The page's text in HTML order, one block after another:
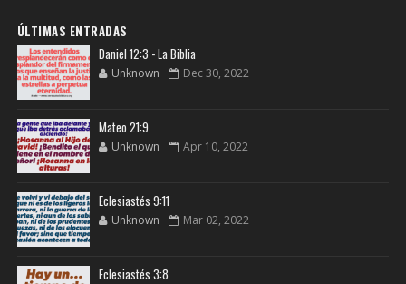
ÚLTIMAS ENTRADAS
Daniel 12:3 - La Biblia
Unknown Dec 30, 2022
Mateo 21:9
Unknown Apr 10, 2022
Eclesiastés 9:11
Unknown Mar 02, 2022
Eclesiastés 3:8